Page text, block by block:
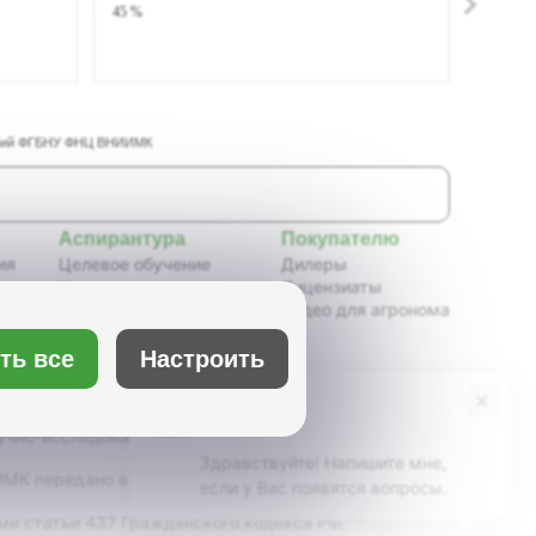
45 %
ФГБНУ ФНЦ ВНИИМК
Здравствуйте! Напишите мне,
Аспирантура
Целевое обучение
Новости аспирантуры
Портфолио аспирантов
Расписание
Учебно-методическое
обеспечение
Покупателю
Дилеры
Лицензиаты
Видео для агронома
исследовательский институт масличных
все Настроить